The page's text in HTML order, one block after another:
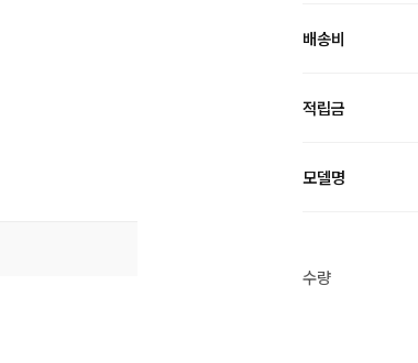
배송비
적립금
모델명
수량